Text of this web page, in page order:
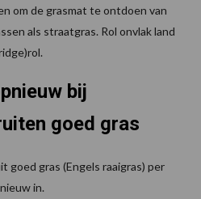
om de grasmat te ontdoen van
als straatgras. Rol onvlak land
bij
goed gras
goed gras (Engels raaigras) per
in.